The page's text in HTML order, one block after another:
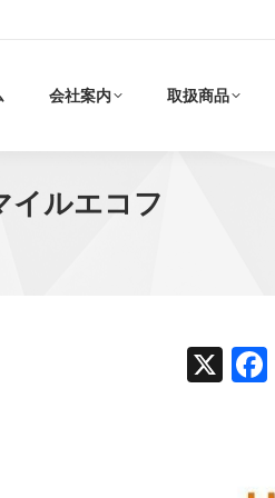
会社案内 取扱商品
イルエコフ
X